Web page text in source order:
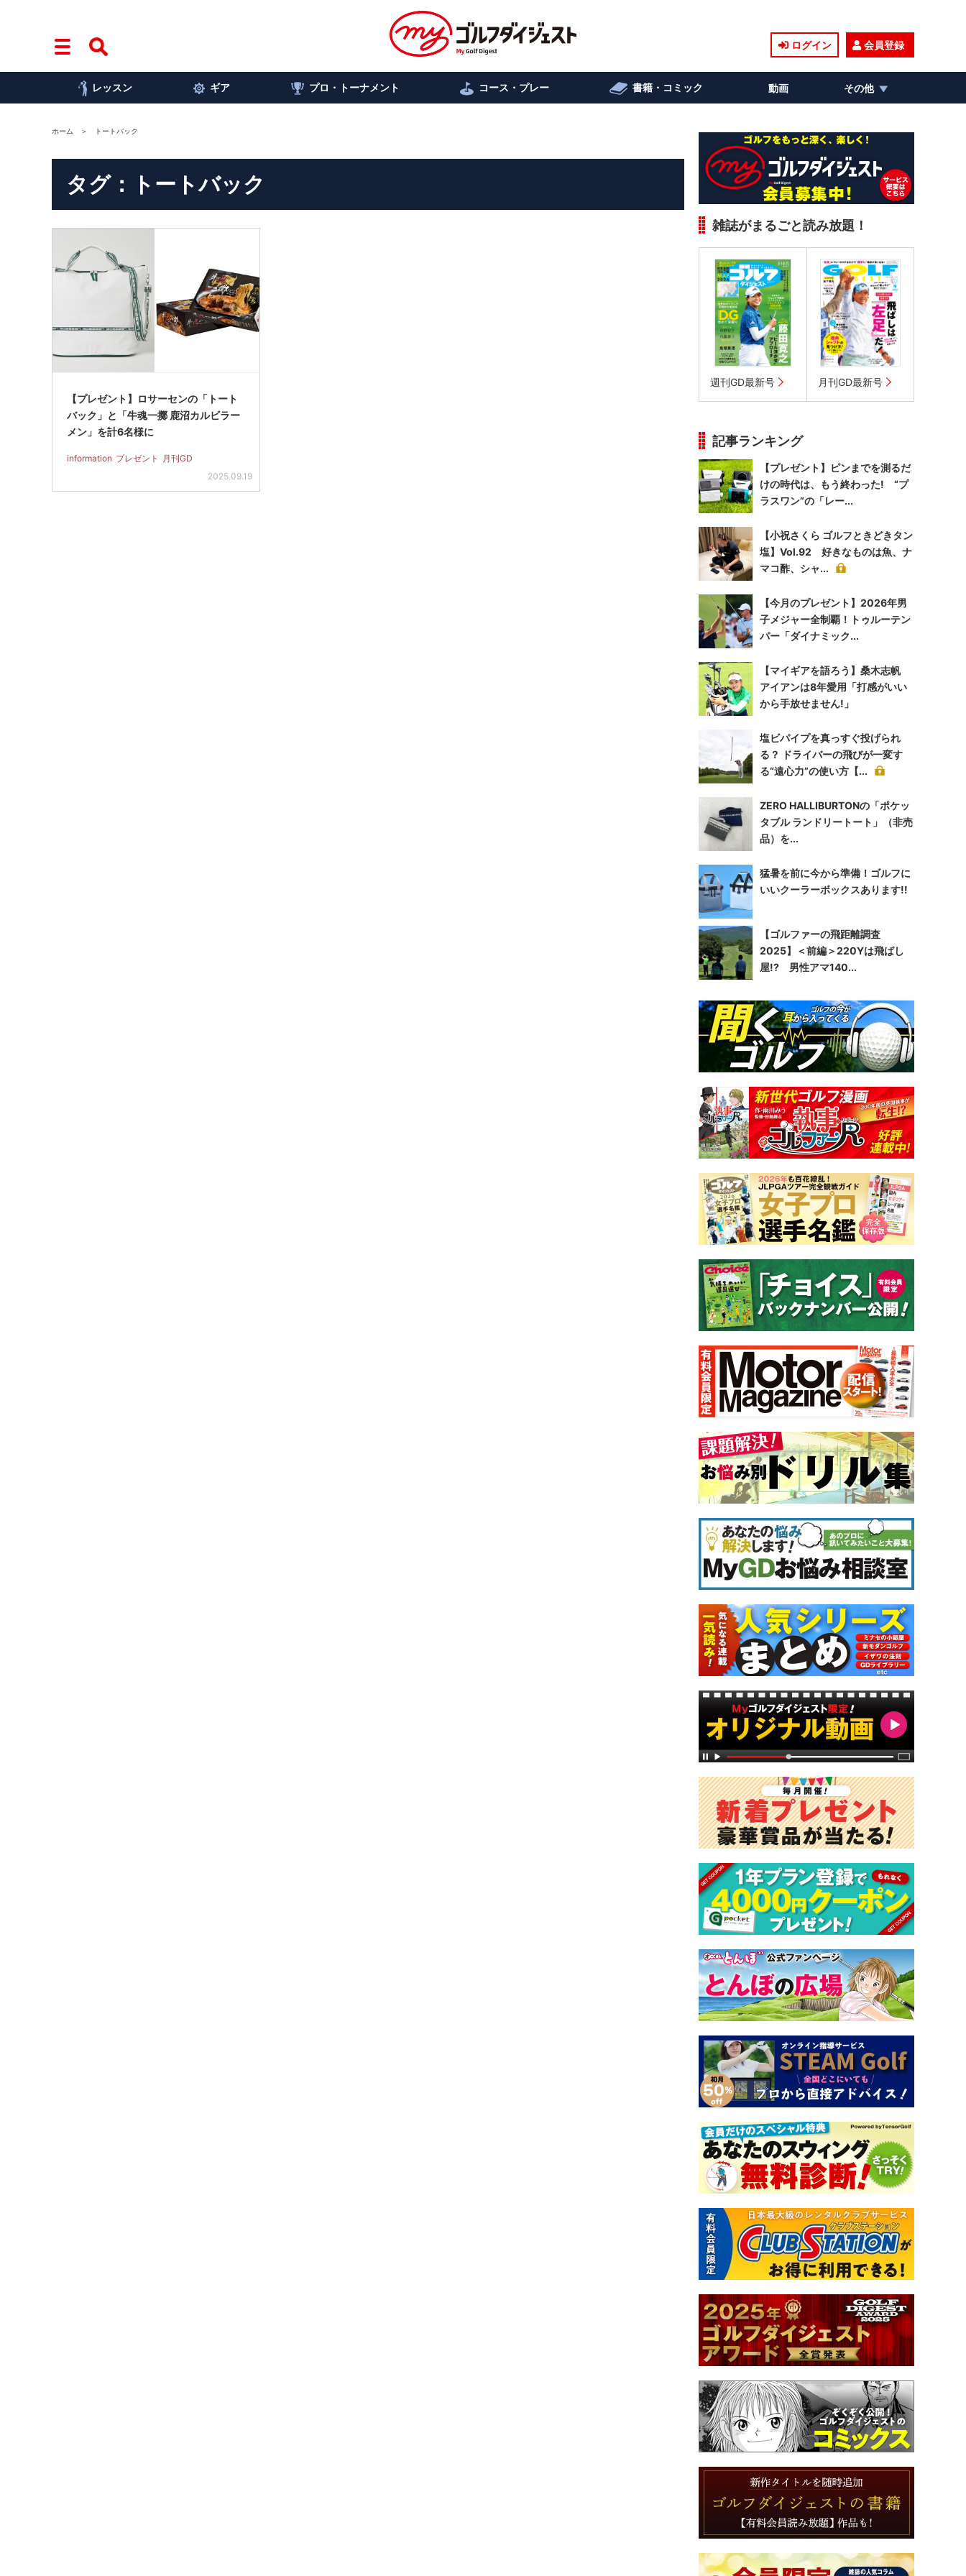
ログイン 会員登録
レッスン ギア プロ・トーナメント コース・プレー 書籍・コミック 動画 その他
ホーム トートバック
タグ：トートバック
【プレゼント】ロサーセンの「トート
バック」と「牛魂一擲 鹿沼カルビラー
メン」を計6名様に
information プレゼント
月刊GD
2025.09.19
雑誌がまるごと読み放題！
週刊GD最新号 月刊GD最新号
記事ランキング
【プレゼント】ピンまでを測るだ
けの時代は、もう終わった! “プ
ラスワン”の「レー...
【小祝さくら ゴルフときどきタン
塩】Vol.92 好きなものは魚、ナ
マコ酢、シャ...
【今月のプレゼント】2026年男
子メジャー全制覇！トゥルーテン
パー「ダイナミック...
【マイギアを語ろう】桑木志帆
アイアンは8年愛用「打感がいい
から手放せません!」
塩ビパイプを真っすぐ投げられ
る？ ドライバーの飛びが一変す
る“遠心力”の使い方【...
ZERO HALLIBURTONの「ポケッ
タブル ランドリートート」（非売
品）を...
猛暑を前に今から準備！ゴルフに
いいクーラーボックスあります!!
【ゴルファーの飛距離調査
2025】＜前編＞220Yは飛ばし
屋!? 男性アマ140...